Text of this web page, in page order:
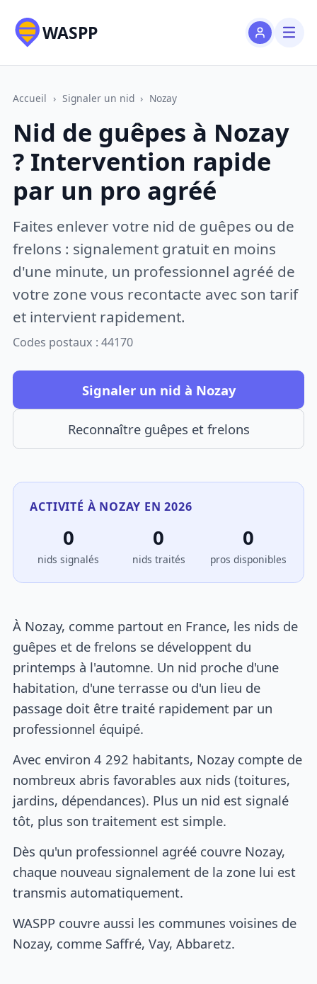
WASPP
Accueil › Signaler un nid › Nozay
Nid de guêpes à Nozay
? Intervention rapide
par un pro agréé
Faites enlever votre nid de guêpes ou de
frelons : signalement gratuit en moins
d'une minute, un professionnel agréé de
votre zone vous recontacte avec son tarif
et intervient rapidement.
Codes postaux : 44170
Signaler un nid à Nozay
Reconnaître guêpes et frelons
ACTIVITÉ À NOZAY EN 2026
0
nids signalés
0
nids traités
0
pros disponibles
À Nozay, comme partout en France, les nids de
guêpes et de frelons se développent du
printemps à l'automne. Un nid proche d'une
habitation, d'une terrasse ou d'un lieu de
passage doit être traité rapidement par un
professionnel équipé.
Avec environ 4 292 habitants, Nozay compte de
nombreux abris favorables aux nids (toitures,
jardins, dépendances). Plus un nid est signalé
tôt, plus son traitement est simple.
Dès qu'un professionnel agréé couvre Nozay,
chaque nouveau signalement de la zone lui est
transmis automatiquement.
WASPP couvre aussi les communes voisines de
Nozay, comme Saffré, Vay, Abbaretz.